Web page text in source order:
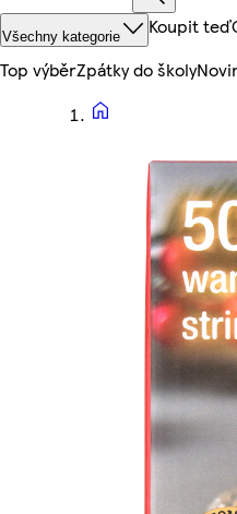
Všechny kategorie Koupit teď
Top výběrZpátky do školy